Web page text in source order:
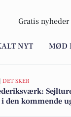
Gratis nyheder
NYT MØD
DET SKER
den kommende